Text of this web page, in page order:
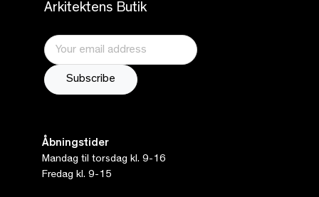
Arkitektens Butik
Åbningstider
Mandag til torsdag kl. 9-16
Fredag kl. 9-15